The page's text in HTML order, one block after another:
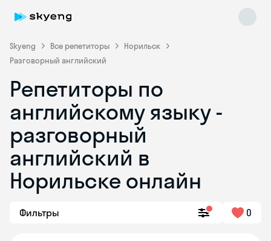
Skyeng Все репетиторы
Норильск
Разговорный английский
Репетиторы по
английскому языку -
разговорный
английский в
Норильске онлайн
Фильтры 0
Skyeng Chat